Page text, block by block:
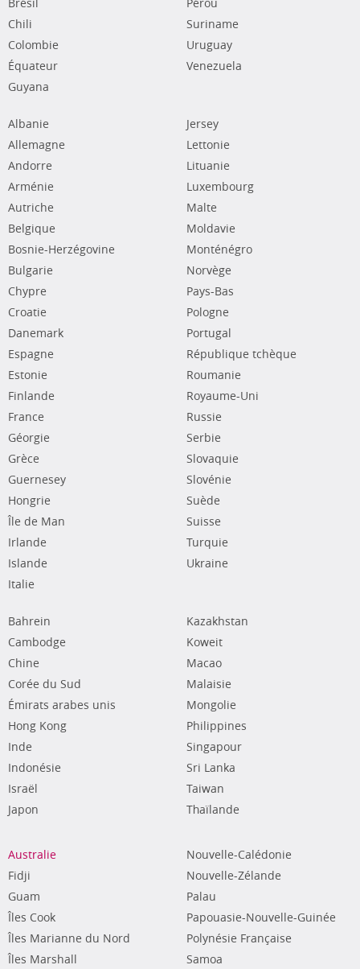
Brésil
Chili
Colombie
Équateur
Guyana
Pérou
Suriname
Uruguay
Venezuela
Albanie
Allemagne
Andorre
Arménie
Autriche
Belgique
Bosnie-Herzégovine
Bulgarie
Chypre
Croatie
Danemark
Espagne
Estonie
Finlande
France
Géorgie
Grèce
Guernesey
Hongrie
Île de Man
Irlande
Islande
Italie
Jersey
Lettonie
Lituanie
Luxembourg
Malte
Moldavie
Monténégro
Norvège
Pays-Bas
Pologne
Portugal
République tchèque
Roumanie
Royaume-Uni
Russie
Serbie
Slovaquie
Slovénie
Suède
Suisse
Turquie
Ukraine
Bahrein
Cambodge
Chine
Corée du Sud
Émirats arabes unis
Hong Kong
Inde
Indonésie
Israël
Japon
Kazakhstan
Koweit
Macao
Malaisie
Mongolie
Philippines
Singapour
Sri Lanka
Taiwan
Thaïlande
Australie
Fidji
Guam
Îles Cook
Îles Marianne du Nord
Îles Marshall
Nouvelle-Calédonie
Nouvelle-Zélande
Palau
Papouasie-Nouvelle-Guinée
Polynésie Française
Samoa